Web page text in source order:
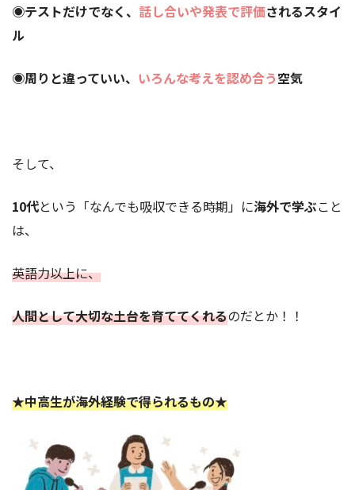
◉テストだけでなく、 話し合いや発表で評価されるスタイ
ル
◉周りと違っていい、 いろんな考えを認め合う空気
そして、
10代という「なんでも吸収できる時期」に海外で学ぶこと
は、
英語力以上に、
人間として大切な土台を育ててくれるのだとか！！
★中高生が海外経験で得られるもの★